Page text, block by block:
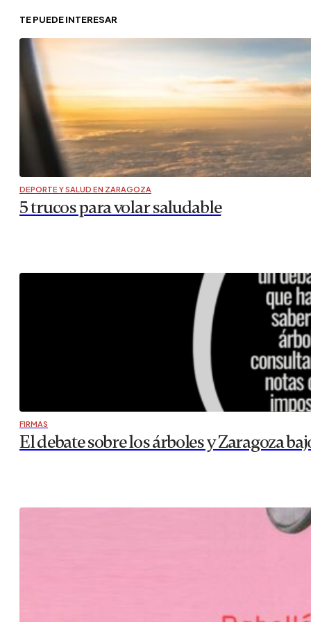
TE PUEDE INTERESAR
DEPORTE Y SALUD EN ZARAGOZA
5 trucos para volar saludable
FIRMAS
El debate sobre los árboles y Zaragoza